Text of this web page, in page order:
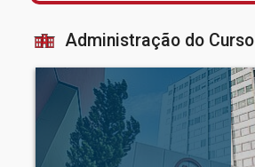
Administração do Curso